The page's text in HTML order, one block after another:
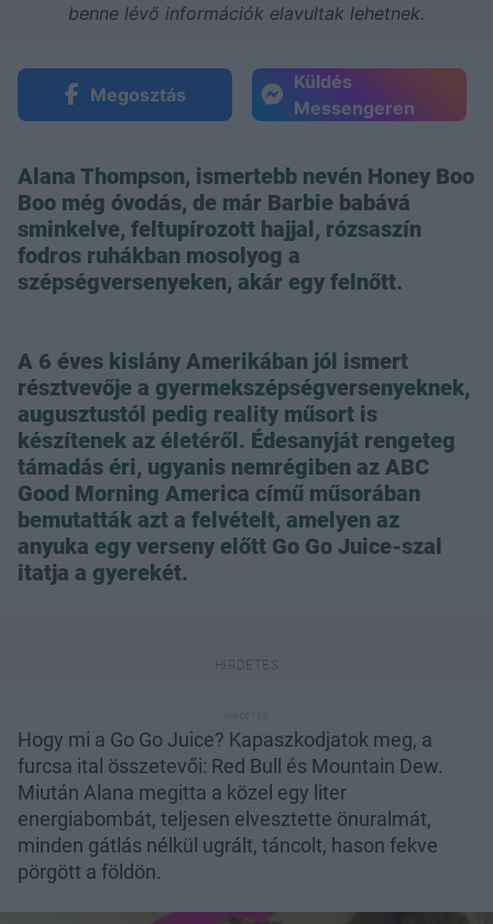
benne lévő információk elavultak lehetnek.
Megosztás
Küldés
Messengeren
Alana Thompson, ismertebb nevén Honey Boo
Boo még óvodás, de már Barbie babává
sminkelve, feltupírozott hajjal, rózsaszín
fodros ruhákban mosolyog a
szépségversenyeken, akár egy felnőtt.
A 6 éves kislány Amerikában jól ismert
résztvevője a gyermekszépségversenyeknek,
augusztustól pedig reality műsort is
készítenek az életéről. Édesanyját rengeteg
támadás éri, ugyanis nemrégiben az ABC
Good Morning America című műsorában
bemutatták azt a felvételt, amelyen az
anyuka egy verseny előtt Go Go Juice-szal
itatja a gyerekét.
Hogy mi a Go Go Juice? Kapaszkodjatok meg, a
furcsa ital összetevői: Red Bull és Mountain Dew.
Miután Alana megitta a közel egy liter
energiabombát, teljesen elvesztette önuralmát,
minden gátlás nélkül ugrált, táncolt, hason fekve
pörgött a földön.